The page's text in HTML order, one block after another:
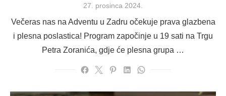
Posted
27. prosinca 2024.
Večeras nas na Adventu u Zadru očekuje prava glazbena
i plesna poslastica! Program započinje u 19 sati na Trgu
Petra Zoranića, gdje će plesna grupa …